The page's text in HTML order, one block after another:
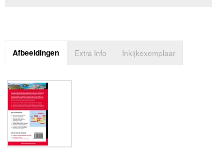
Afbeeldingen Extra Info Inkijkexemplaar